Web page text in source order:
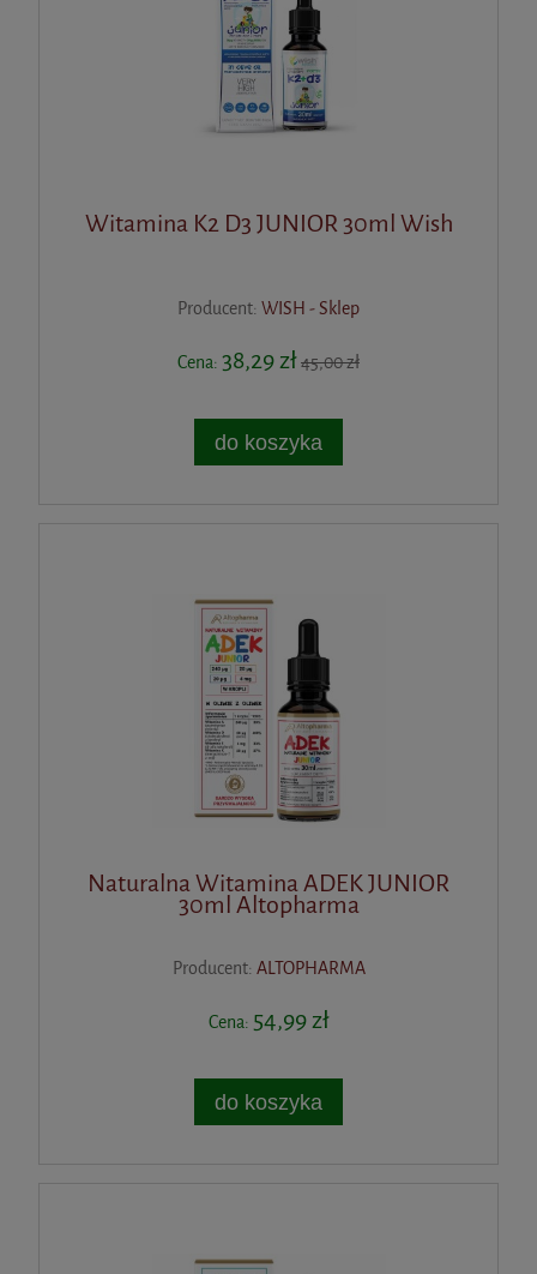
Witamina K2 D3 JUNIOR 30ml Wish
Producent: WISH - Sklep
Cena: 38,29 zł45,00 zł
do koszyka
Naturalna Witamina ADEK JUNIOR
30ml Altopharma
Producent: ALTOPHARMA
Cena: 54,99 zł
do koszyka